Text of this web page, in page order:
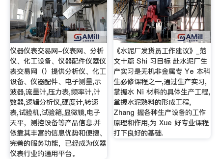
仪器仪表交易网-仪表网、分析
仪、化工设备、仪器配件仪器仪
表交易网（）提供分析仪、化工
设备、仪器配件、电子测量,示
波器,流量计,压力表,频率计,计
数器,逻辑分析仪,硬度计,转速
表,试验机,试验箱,显微镜,电子
天平，测控设备等产品信息.并
依靠其丰富的信息优势和便捷、
完善的服务功能，已经成为仪器
仪表行业的通用平台。
《水泥厂发货员工作建议》_范
文十篇 Shi 习目标 赴水泥厂生
产实习是无机非金属专 Ye 本科
生必修课程之一,通过生产实习,
掌握水 Ni 材料的具体生产工程,
掌握水泥熟料的形成工程,
Zhang 握各种生产设备的工作
原理和作用,为 Xue 好专业课程
打下良好的基础.